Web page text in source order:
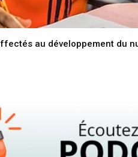
au développement du